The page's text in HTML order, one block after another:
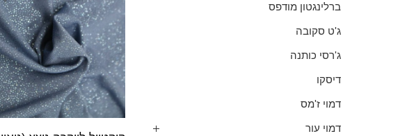
ברלינגטון מודפס
ג'ט סקובה
ג'רסי כותנה
דיסקו
דמוי ז'מס
דמוי עור